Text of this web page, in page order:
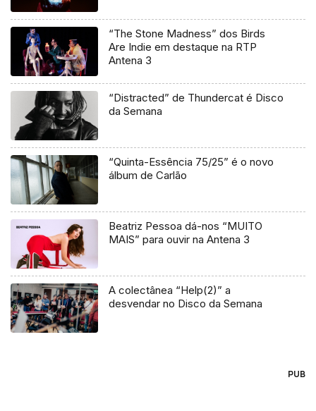
“The Stone Madness” dos Birds
Are Indie em destaque na RTP
Antena 3
“Distracted” de Thundercat é Disco
da Semana
“Quinta-Essência 75/25” é o novo
álbum de Carlão
Beatriz Pessoa dá-nos “MUITO
MAIS” para ouvir na Antena 3
A colectânea “Help(2)” a
desvendar no Disco da Semana
PUB